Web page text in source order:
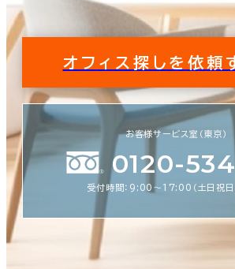
オフィス探しを依頼
お客様サービス室（東京）
0120-
受付時間：9:00〜17:00（土日祝日